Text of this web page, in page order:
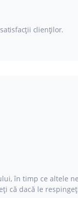
clienților.
în timp ce altele
că dacă le